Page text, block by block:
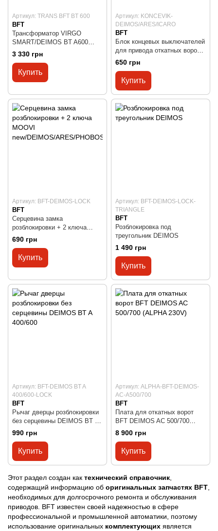
Артикул: TRANS BFT BT 600
BFT
Трансформатор VIRGO
SMART/DEIMOS BT A600
(70VA/230V/50-60HZ)
3 330 грн
Купить
Артикул: KONCEVIK-
DEIMOS/ARES/ICARO
BFT
Блок концевых выключателей
для привода откатных ворот
DEIMOS/ARES/ICARO
650 грн
Купить
Артикул: BFT-DEIMOS-LOCK
BFT
Серцевина замка
розблокировки + 2 ключа
MOOVI
new/DEIMOS/ARES/PHOBOS/
KUSTOS/VIRGO
690 грн
Купить
Артикул: BFT-DEIMOS-LOCK-
TRIANGLE
BFT
Розблокировка под
треугольник DEIMOS
1 490 грн
Купить
Артикул: BFT-DEIMOS BT A
400/600-LOCK
BFT
Рычаг дверцы розблокировки
без серцевины DEIMOS BT A
400/600
990 грн
Купить
Артикул: ALPHA-BFT-DEIMOS-
АС-A500/700
BFT
Плата для откатных ворот
BFT DEIMOS AС 500/700
(ALPHA 230V)
8 900 грн
Купить
Этот раздел создан как технический справочник,
содержащий информацию об оригинальных запчастях BFT,
необходимых для долгосрочного ремонта и обслуживания
приводов. BFT известен своей надежностью в сфере
профессиональной и промышленной автоматики, поэтому
использование оригинальных комплектующих является